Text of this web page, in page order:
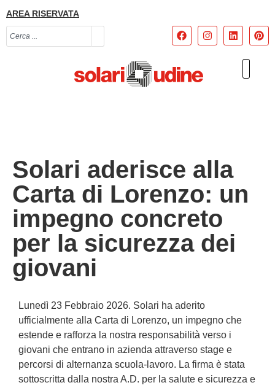
AREA RISERVATA
Solari aderisce alla
Carta di Lorenzo: un
impegno concreto
per la sicurezza dei
giovani
Lunedì 23 Febbraio 2026. Solari ha aderito
ufficialmente alla Carta di Lorenzo, un impegno che
estende e rafforza la nostra responsabilità verso i
giovani che entrano in azienda attraverso stage e
percorsi di alternanza scuola-lavoro. La firma è stata
sottoscritta dalla nostra A.D. per la salute e sicurezza e